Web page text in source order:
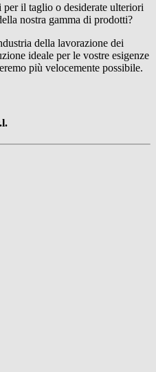
il taglio o desiderate ulteriori
nostra gamma di prodotti?
della lavorazione dei
ideale per le vostre esigenze
più velocemente possibile.